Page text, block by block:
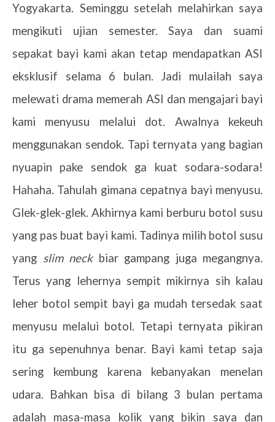
Yogyakarta. Seminggu setelah melahirkan saya
mengikuti ujian semester. Saya dan suami
sepakat bayi kami akan tetap mendapatkan ASI
eksklusif selama 6 bulan. Jadi mulailah saya
melewati drama memerah ASI dan mengajari bayi
kami menyusu melalui dot. Awalnya kekeuh
menggunakan sendok. Tapi ternyata yang bagian
nyuapin pake sendok ga kuat sodara-sodara!
Hahaha. Tahulah gimana cepatnya bayi menyusu.
Glek-glek-glek. Akhirnya kami berburu botol susu
yang pas buat bayi kami. Tadinya milih botol susu
yang slim neckbiar gampang juga megangnya.
Terus yang lehernya sempit mikirnya sih kalau
leher botol sempit bayi ga mudah tersedak saat
menyusu melalui botol. Tetapi ternyata pikiran
itu ga sepenuhnya benar. Bayi kami tetap saja
sering kembung karena kebanyakan menelan
udara. Bahkan bisa di bilang 3 bulan pertama
adalah masa-masa kolik yang bikin saya dan